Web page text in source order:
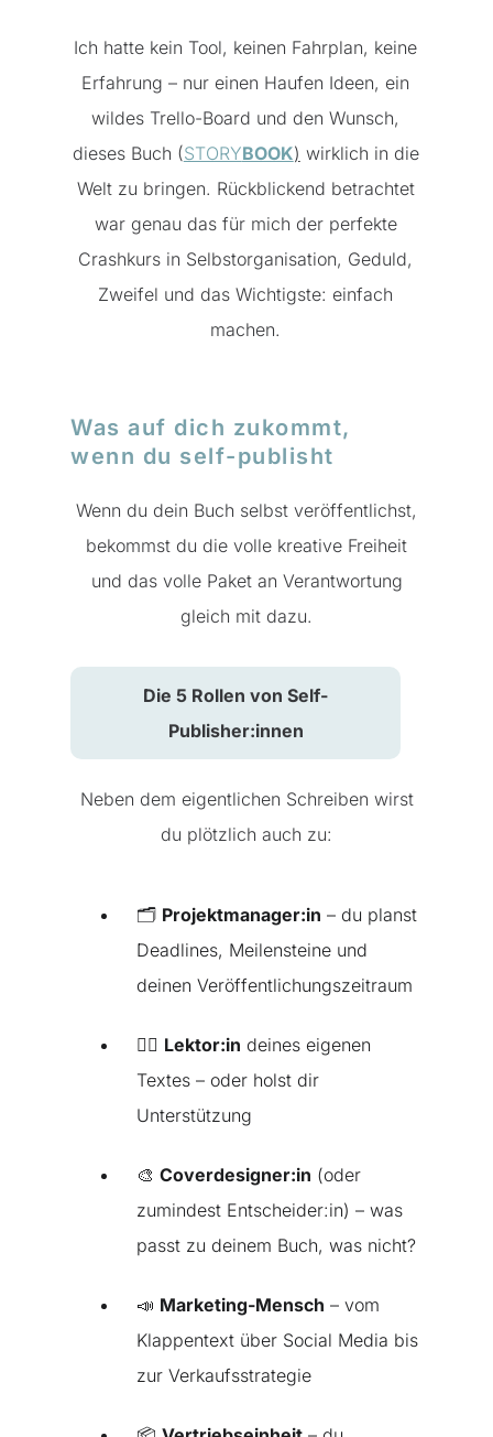
Ich hatte kein Tool, keinen Fahrplan, keine
Erfahrung – nur einen Haufen Ideen, ein
wildes Trello-Board und den Wunsch,
dieses Buch (STORYBOOK) wirklich in die
Welt zu bringen. Rückblickend betrachtet
war genau das für mich der perfekte
Crashkurs in Selbstorganisation, Geduld,
Zweifel und das Wichtigste: einfach
machen.
Was auf dich zukommt,
wenn du self-publisht
Wenn du dein Buch selbst veröffentlichst,
bekommst du die volle kreative Freiheit
und das volle Paket an Verantwortung
gleich mit dazu.
Die 5 Rollen von Self-
Publisher:innen
Neben dem eigentlichen Schreiben wirst
du plötzlich auch zu:
🗂️ Projektmanager:in – du planst
Deadlines, Meilensteine und
deinen Veröffentlichungszeitraum
✍🏼 Lektor:in deines eigenen
Textes – oder holst dir
Unterstützung
🎨 Coverdesigner:in (oder
zumindest Entscheider:in) – was
passt zu deinem Buch, was nicht?
📣 Marketing-Mensch – vom
Klappentext über Social Media bis
zur Verkaufsstrategie